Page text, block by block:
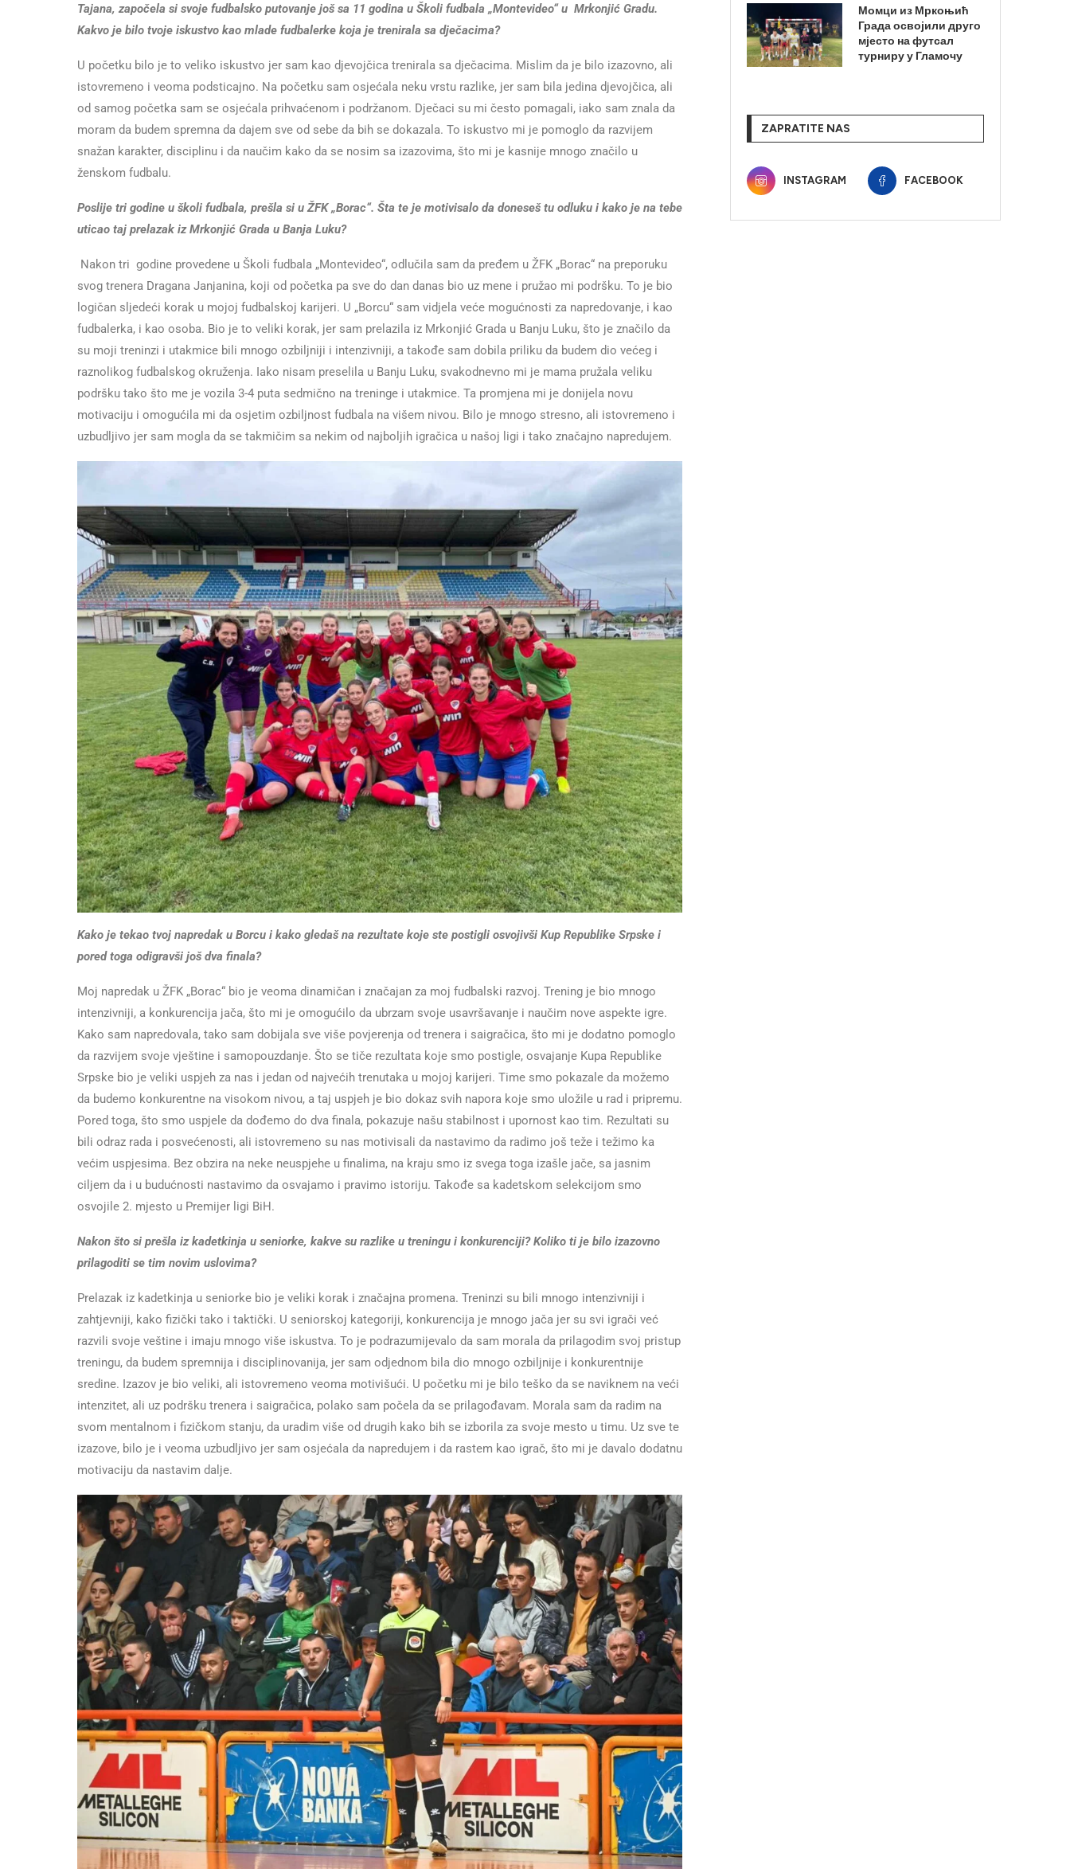
Tajana, započela si svoje fudbalsko putovanje još sa 11 godina u Školi fudbala „Montevideo“ u Mrkonjić Gradu.
Kakvo je bilo tvoje iskustvo kao mlade fudbalerke koja je trenirala sa dječacima?
U početku bilo je to veliko iskustvo jer sam kao djevojčica trenirala sa dječacima. Mislim da je bilo izazovno, ali
istovremeno i veoma podsticajno. Na početku sam osjećala neku vrstu razlike, jer sam bila jedina djevojčica, ali
od samog početka sam se osjećala prihvaćenom i podržanom. Dječaci su mi često pomagali, iako sam znala da
moram da budem spremna da dajem sve od sebe da bih se dokazala. To iskustvo mi je pomoglo da razvijem
snažan karakter, disciplinu i da naučim kako da se nosim sa izazovima, što mi je kasnije mnogo značilo u
ženskom fudbalu.
Poslije tri godine u školi fudbala, prešla si u ŽFK „Borac“. Šta te je motivisalo da doneseš tu odluku i kako je na tebe
uticao taj prelazak iz Mrkonjić Grada u Banja Luku?
Nakon tri godine provedene u Školi fudbala „Montevideo“, odlučila sam da pređem u ŽFK „Borac“ na preporuku
svog trenera Dragana Janjanina, koji od početka pa sve do dan danas bio uz mene i pružao mi podršku. To je bio
logičan sljedeći korak u mojoj fudbalskoj karijeri. U „Borcu“ sam vidjela veće mogućnosti za napredovanje, i kao
fudbalerka, i kao osoba. Bio je to veliki korak, jer sam prelazila iz Mrkonjić Grada u Banju Luku, što je značilo da
su moji treninzi i utakmice bili mnogo ozbiljniji i intenzivniji, a takođe sam dobila priliku da budem dio većeg i
raznolikog fudbalskog okruženja. Iako nisam preselila u Banju Luku, svakodnevno mi je mama pružala veliku
podršku tako što me je vozila 3-4 puta sedmično na treninge i utakmice. Ta promjena mi je donijela novu
motivaciju i omogućila mi da osjetim ozbiljnost fudbala na višem nivou. Bilo je mnogo stresno, ali istovremeno i
uzbudljivo jer sam mogla da se takmičim sa nekim od najboljih igračica u našoj ligi i tako značajno napredujem.
Kako je tekao tvoj napredak u Borcu i kako gledaš na rezultate koje ste postigli osvojivši Kup Republike Srpske i
pored toga odigravši još dva finala?
Moj napredak u ŽFK „Borac“ bio je veoma dinamičan i značajan za moj fudbalski razvoj. Trening je bio mnogo
intenzivniji, a konkurencija jača, što mi je omogućilo da ubrzam svoje usavršavanje i naučim nove aspekte igre.
Kako sam napredovala, tako sam dobijala sve više povjerenja od trenera i saigračica, što mi je dodatno pomoglo
da razvijem svoje vještine i samopouzdanje. Što se tiče rezultata koje smo postigle, osvajanje Kupa Republike
Srpske bio je veliki uspjeh za nas i jedan od najvećih trenutaka u mojoj karijeri. Time smo pokazale da možemo
da budemo konkurentne na visokom nivou, a taj uspjeh je bio dokaz svih napora koje smo uložile u rad i pripremu.
Pored toga, što smo uspjele da dođemo do dva finala, pokazuje našu stabilnost i upornost kao tim. Rezultati su
bili odraz rada i posvećenosti, ali istovremeno su nas motivisali da nastavimo da radimo još teže i težimo ka
većim uspjesima. Bez obzira na neke neuspjehe u finalima, na kraju smo iz svega toga izašle jače, sa jasnim
ciljem da i u budućnosti nastavimo da osvajamo i pravimo istoriju. Takođe sa kadetskom selekcijom smo
osvojile 2. mjesto u Premijer ligi BiH.
Nakon što si prešla iz kadetkinja u seniorke, kakve su razlike u treningu i konkurenciji? Koliko ti je bilo izazovno
prilagoditi se tim novim uslovima?
Prelazak iz kadetkinja u seniorke bio je veliki korak i značajna promena. Treninzi su bili mnogo intenzivniji i
zahtjevniji, kako fizički tako i taktički. U seniorskoj kategoriji, konkurencija je mnogo jača jer su svi igrači već
razvili svoje veštine i imaju mnogo više iskustva. To je podrazumijevalo da sam morala da prilagodim svoj pristup
treningu, da budem spremnija i disciplinovanija, jer sam odjednom bila dio mnogo ozbiljnije i konkurentnije
sredine. Izazov je bio veliki, ali istovremeno veoma motivišući. U početku mi je bilo teško da se naviknem na veći
intenzitet, ali uz podršku trenera i saigračica, polako sam počela da se prilagođavam. Morala sam da radim na
svom mentalnom i fizičkom stanju, da uradim više od drugih kako bih se izborila za svoje mesto u timu. Uz sve te
izazove, bilo je i veoma uzbudljivo jer sam osjećala da napredujem i da rastem kao igrač, što mi je davalo dodatnu
motivaciju da nastavim dalje.
Момци из Мркоњић
Града освојили друго
мјесто на футсал
турниру у Гламочу
ZAPRATITE NAS
INSTAGRAM FACEBOOK